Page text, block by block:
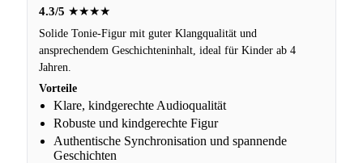
4.3/5 ★★★★
Solide Tonie-Figur mit guter Klangqualität und
ansprechendem Geschichteninhalt, ideal für Kinder ab 4
Jahren.
Vorteile
Klare, kindgerechte Audioqualität
Robuste und kindgerechte Figur
Authentische Synchronisation und spannende
Geschichten